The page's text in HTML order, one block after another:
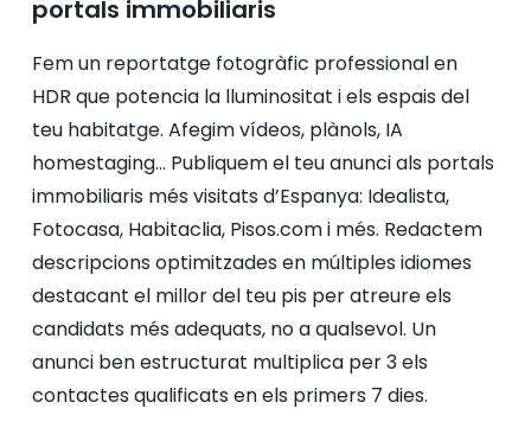
portals immobiliaris
Fem un reportatge fotogràfic professional en
HDR que potencia la lluminositat i els espais del
teu habitatge. Afegim vídeos, plànols, IA
homestaging… Publiquem el teu anunci als portals
immobiliaris més visitats d’Espanya: Idealista,
Fotocasa, Habitaclia, Pisos.com i més. Redactem
descripcions optimitzades en múltiples idiomes
destacant el millor del teu pis per atreure els
candidats més adequats, no a qualsevol. Un
anunci ben estructurat multiplica per 3 els
contactes qualificats en els primers 7 dies.